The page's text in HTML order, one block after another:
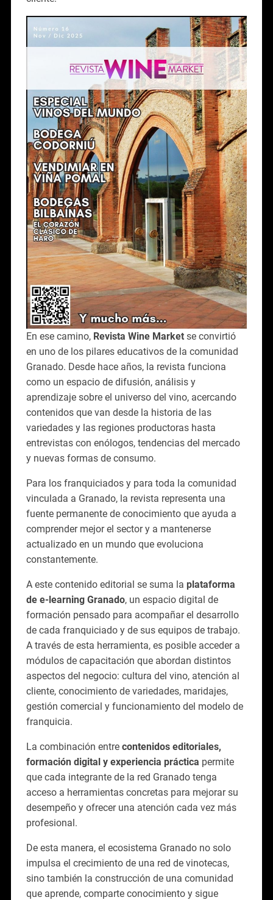
En ese camino, Revista Wine Marketse convirtió
en uno de los pilares educativos de la comunidad
Granado. Desde hace años, la revista funciona
como un espacio de difusión, análisis y
aprendizaje sobre el universo del vino, acercando
contenidos que van desde la historia de las
variedades y las regiones productoras hasta
entrevistas con enólogos, tendencias del mercado
y nuevas formas de consumo.
Para los franquiciados y para toda la comunidad
vinculada a Granado, la revista representa una
fuente permanente de conocimiento que ayuda a
comprender mejor el sector y a mantenerse
actualizado en un mundo que evoluciona
constantemente.
A este contenido editorial se suma la plataforma
de e-learning Granado, un espacio digital de
formación pensado para acompañar el desarrollo
de cada franquiciado y de sus equipos de trabajo.
A través de esta herramienta, es posible acceder a
módulos de capacitación que abordan distintos
aspectos del negocio: cultura del vino, atención al
cliente, conocimiento de variedades, maridajes,
gestión comercial y funcionamiento del modelo de
franquicia.
La combinación entre contenidos editoriales,
formación digital y experiencia práctica permite
que cada integrante de la red Granado tenga
acceso a herramientas concretas para mejorar su
desempeño y ofrecer una atención cada vez más
profesional.
De esta manera, el ecosistema Granado no solo
impulsa el crecimiento de una red de vinotecas,
sino también la construcción de una comunidad
que aprende, comparte conocimiento y sigue